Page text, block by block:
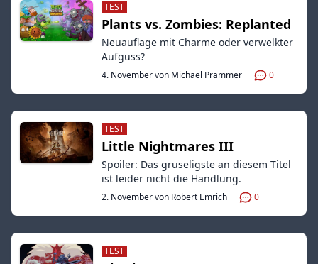
TEST
Plants vs. Zombies: Replanted
Neuauflage mit Charme oder verwelkter
Aufguss?
4. November von Michael Prammer 0
TEST
Little Nightmares III
Spoiler: Das gruseligste an diesem Titel
ist leider nicht die Handlung.
2. November von Robert Emrich 0
TEST